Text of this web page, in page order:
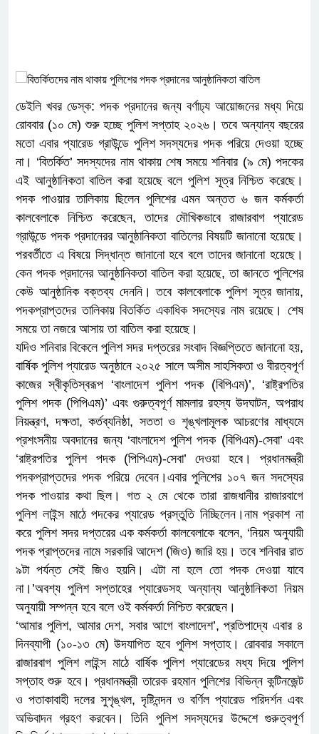
ডেইলি খবর ডেস্ক: পদক প্রদানের জন্য বর্ণাঢ্য আয়োজনের মধ্য দিয়ে
রোববার (১০ মে) শুরু হচ্ছে পুলিশ সপ্তাহ ২০২৬। তবে অন্যান্য বছরের
মতো এবার প্যারেড গ্রাউন্ডে পুলিশ সদস্যদের পদক পরিয়ে দেওয়া হচ্ছে
না। ‘বিতর্কিত’ সদস্যদের নাম থাকায় শেষ সময়ে শনিবার (৯ মে) পদকের
এই আনুষ্ঠানিকতা বাতিল করা হয়েছে বলে পুলিশ সূত্র নিশ্চিত করেছে।
পদক পাওয়ার তালিকায় ছিলেন পুলিশের এমন অন্তত ৬ জন কর্মকর্তা
কালবেলাকে নিশ্চিত করেছেন, তাদের মৌখিকভাবে রাজারবাগ প্যারেড
গ্রাউন্ডে পদক প্রদানেরর আনুষ্ঠানিকতা বাতিলের বিষয়টি জানানো হয়েছে।
পরবর্তীতে এ বিষয়ে সিদ্ধান্ত জানানো হবে বলে তাদের জানানো হয়েছে।
কেন পদক প্রদানের আনুষ্ঠানিকতা বাতিল করা হয়েছে, তা জানতে পুলিশের
কেউ আনুষ্ঠানিক বক্তব্য দেননি। তবে কালবেলাকে পুলিশ সূত্র জানায়,
পদকপ্রাপ্তদের তালিকায় বিতর্কিত একাধিক সদস্যের নাম রয়েছে। শেষ
সময়ে তা নজরে আসায় তা বাতিল করা হয়েছে।
যদিও শনিবার বিকেলে পুলিশ সদর দপ্তরের সংবাদ বিজ্ঞপ্তিতে জানানো হয়,
বার্ষিক পুলিশ প্যারেড অনুষ্ঠানে ২০২৫ সালে অসীম সাহসিকতা ও বীরত্বপূর্ণ
কাজের স্বীকৃতিস্বরূপ ‘বাংলাদেশ পুলিশ পদক (বিপিএম)’, ‘রাষ্ট্রপতির
পুলিশ পদক (পিপিএম)’ এবং গুরুত্বপূর্ণ মামলার রহস্য উদঘাটন, অপরাধ
নিয়ন্ত্রণ, দক্ষতা, কর্তব্যনিষ্ঠা, সততা ও শৃঙ্খলামূলক আচরণের মাধ্যমে
প্রশংসনীয় অবদানের জন্য ‘বাংলাদেশ পুলিশ পদক (বিপিএম)-সেবা’ এবং
‘রাষ্ট্রপতির পুলিশ পদক (পিপিএম)-সেবা’ দেওয়া হবে। প্রধানমন্ত্রী
পদকপ্রাপ্তদের পদক পরিয়ে দেবেন।এবার পুলিশের ১০৭ জন সদস্যের
পদক পাওয়ার কথা ছিল। গত ২ মে থেকে তারা রাজধানীর রাজারবাগে
পুলিশ লাইন্স মাঠে পদকের প্যারেড প্রস্তুতি নিচ্ছিলেন।নাম প্রকাশ না
করে পুলিশ সদর দপ্তরের এক কর্মকর্তা কালবেলাকে বলেন, ‘নিয়ম অনুযায়ী
পদক প্রাপ্তদের নামে সরকারি আদেশ (জিও) জারি হয়। তবে শনিবার রাত
৯টা পর্যন্ত সেই জিও হয়নি। এটা না হলে তো পদক দেওয়া যাবে
না।’অবশ্য পুলিশ সপ্তাহের প্যারেডসহ অন্যান্য আনুষ্ঠানিকতা নিয়ম
অনুযায়ী সম্পন্ন হবে বলে ওই কর্মকর্তা নিশ্চিত করেছেন।
‘আমার পুলিশ, আমার দেশ, সবার আগে বাংলাদেশ’, প্রতিপাদ্যে এবার ৪
দিনব্যাপী (১০-১৩ মে) উদযাপিত হবে পুলিশ সপ্তাহ। রোববার সকালে
রাজারবাগ পুলিশ লাইন্স মাঠে বার্ষিক পুলিশ প্যারেডের মধ্য দিয়ে পুলিশ
সপ্তাহ শুরু হবে। প্রধানমন্ত্রী তারেক রহমান পুলিশের বিভিন্ন কন্টিনজেন্ট
ও পতাকাবাহী দলের সুশৃঙ্খল, দৃষ্টিনন্দন ও বর্ণিল প্যারেড পরিদর্শন এবং
অভিবাদন গ্রহণ করবেন। তিনি পুলিশ সদস্যদের উদ্দেশে গুরুত্বপূর্ণ